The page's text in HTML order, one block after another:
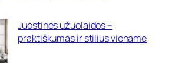
Juostinės užuolaidos –
praktiškumas ir stilius viename